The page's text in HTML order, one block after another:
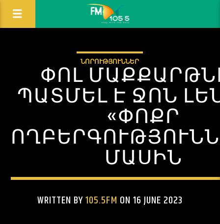
ՆՈՐՈՒԹՅՈՒՆՆԵՐ
ՓՈԼ
ՊԱՏՄԵԼ Է ՋՈՆ
«ՓՈՔՐ
ՄԱՍԻՆ
WRITTEN BY105.5FM ON 16 JUNE 2023